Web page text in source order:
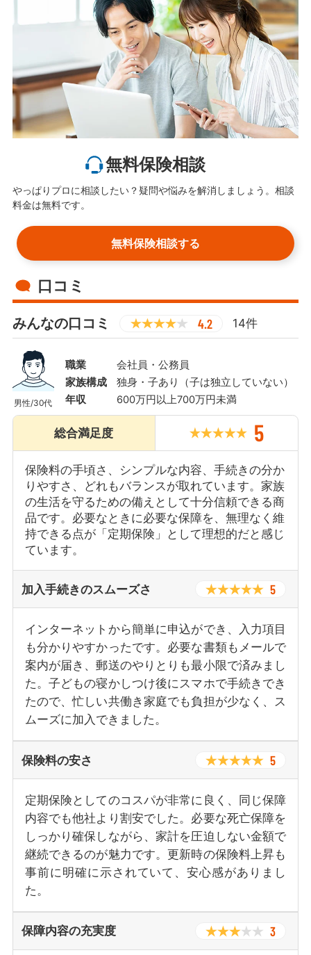
無料保険相談
やっぱりプロに相談したい？疑問や悩みを解消しましょう。相談
料金は無料です。
無料保険相談する
口コミ
みんなの口コミ 4.2 14件
男性/30代
職業
会社員・公務員
家族構成
独身・子あり（子は独立していない）
年収
600万円以上700万円未満
総合満足度 5
保険料の手頃さ、シンプルな内容、手続きの分か
りやすさ、どれもバランスが取れています。家族
の生活を守るための備えとして十分信頼できる商
品です。必要なときに必要な保障を、無理なく維
持できる点が「定期保険」として理想的だと感じ
ています。
加入手続きのスムーズさ 5
インターネットから簡単に申込ができ、入力項目
も分かりやすかったです。必要な書類もメールで
案内が届き、郵送のやりとりも最小限で済みまし
た。子どもの寝かしつけ後にスマホで手続きでき
たので、忙しい共働き家庭でも負担が少なく、ス
ムーズに加入できました。
保険料の安さ 5
定期保険としてのコスパが非常に良く、同じ保障
内容でも他社より割安でした。必要な死亡保障を
しっかり確保しながら、家計を圧迫しない金額で
継続できるのが魅力です。更新時の保険料上昇も
事前に明確に示されていて、安心感がありまし
た。
保障内容の充実度 3